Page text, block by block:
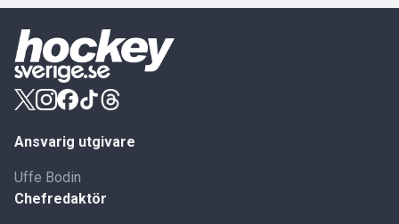
Ansvarig utgivare
Uffe Bodin
Chefredaktör